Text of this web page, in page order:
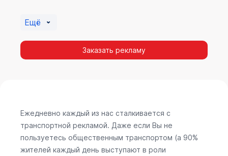
Ещё
Заказать рекламу
Ежедневно каждый из нас сталкивается с
транспортной рекламой. Даже если Вы не
пользуетесь общественным транспортом (а 90%
жителей каждый день выступают в роли